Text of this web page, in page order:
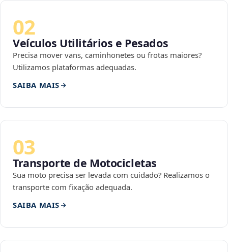
02
Veículos Utilitários e Pesados
Precisa mover vans, caminhonetes ou frotas maiores?
Utilizamos plataformas adequadas.
SAIBA MAIS
03
Transporte de Motocicletas
Sua moto precisa ser levada com cuidado? Realizamos o
transporte com fixação adequada.
SAIBA MAIS